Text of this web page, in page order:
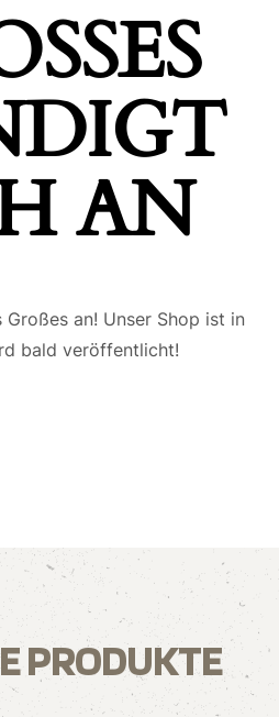
K
S
AN
an! Unser Shop ist in
bald veröffentlicht!
PRODUKTE